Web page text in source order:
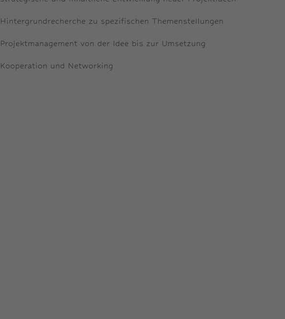
Hintergrundrecherche zu spezifischen Themenstellungen
Projektmanagement von der Idee bis zur Umsetzung
Kooperation und Networking